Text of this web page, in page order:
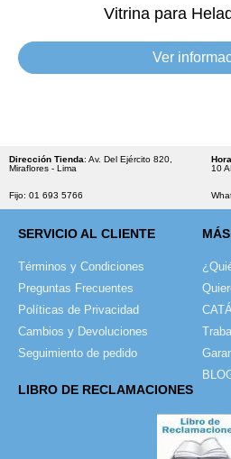
Vitrina para
Ver
Dirección Tienda: Av. Del Ejército 820,
Miraflores - Lima
Fijo: 01 693 5766
10
SERVICIO AL CLIENTE
Términos y Condiciones
Preguntas Frecuentes
Políticas de Privacidad
Cambios y Devoluciones
Seguimiento de pedido
LIBRO DE RECLAMACIONES